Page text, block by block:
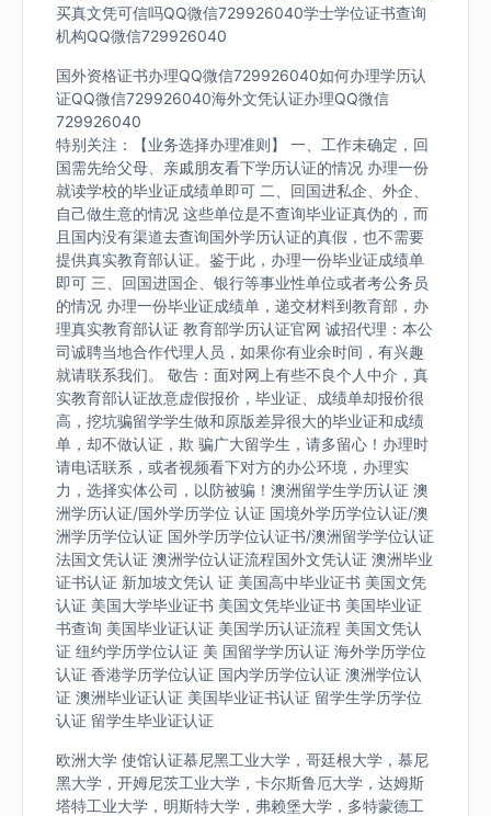
买真文凭可信吗QQ微信729926040学士学位证书查询
机构QQ微信729926040
国外资格证书办理QQ微信729926040如何办理学历认
证QQ微信729926040海外文凭认证办理QQ微信
729926040
特别关注：【业务选择办理准则】 一、工作未确定，回
国需先给父母、亲戚朋友看下学历认证的情况 办理一份
就读学校的毕业证成绩单即可 二、回国进私企、外企、
自己做生意的情况 这些单位是不查询毕业证真伪的，而
且国内没有渠道去查询国外学历认证的真假，也不需要
提供真实教育部认证。鉴于此，办理一份毕业证成绩单
即可 三、回国进国企、银行等事业性单位或者考公务员
的情况 办理一份毕业证成绩单，递交材料到教育部，办
理真实教育部认证 教育部学历认证官网 诚招代理：本公
司诚聘当地合作代理人员，如果你有业余时间，有兴趣
就请联系我们。 敬告：面对网上有些不良个人中介，真
实教育部认证故意虚假报价，毕业证、成绩单却报价很
高，挖坑骗留学学生做和原版差异很大的毕业证和成绩
单，却不做认证，欺 骗广大留学生，请多留心！办理时
请电话联系，或者视频看下对方的办公环境，办理实
力，选择实体公司，以防被骗！澳洲留学生学历认证 澳
洲学历认证/国外学历学位 认证 国境外学历学位认证/澳
洲学历学位认证 国外学历学位认证书/澳洲留学学位认证
法国文凭认证 澳洲学位认证流程国外文凭认证 澳洲毕业
证书认证 新加坡文凭认 证 美国高中毕业证书 美国文凭
认证 美国大学毕业证书 美国文凭毕业证书 美国毕业证
书查询 美国毕业证认证 美国学历认证流程 美国文凭认
证 纽约学历学位认证 美 国留学学历认证 海外学历学位
认证 香港学历学位认证 国内学历学位认证 澳洲学位认
证 澳洲毕业证认证 美国毕业证书认证 留学生学历学位
认证 留学生毕业证认证
欧洲大学 使馆认证慕尼黑工业大学，哥廷根大学，慕尼
黑大学，开姆尼茨工业大学，卡尔斯鲁厄大学，达姆斯
塔特工业大学，明斯特大学，弗赖堡大学，多特蒙德工